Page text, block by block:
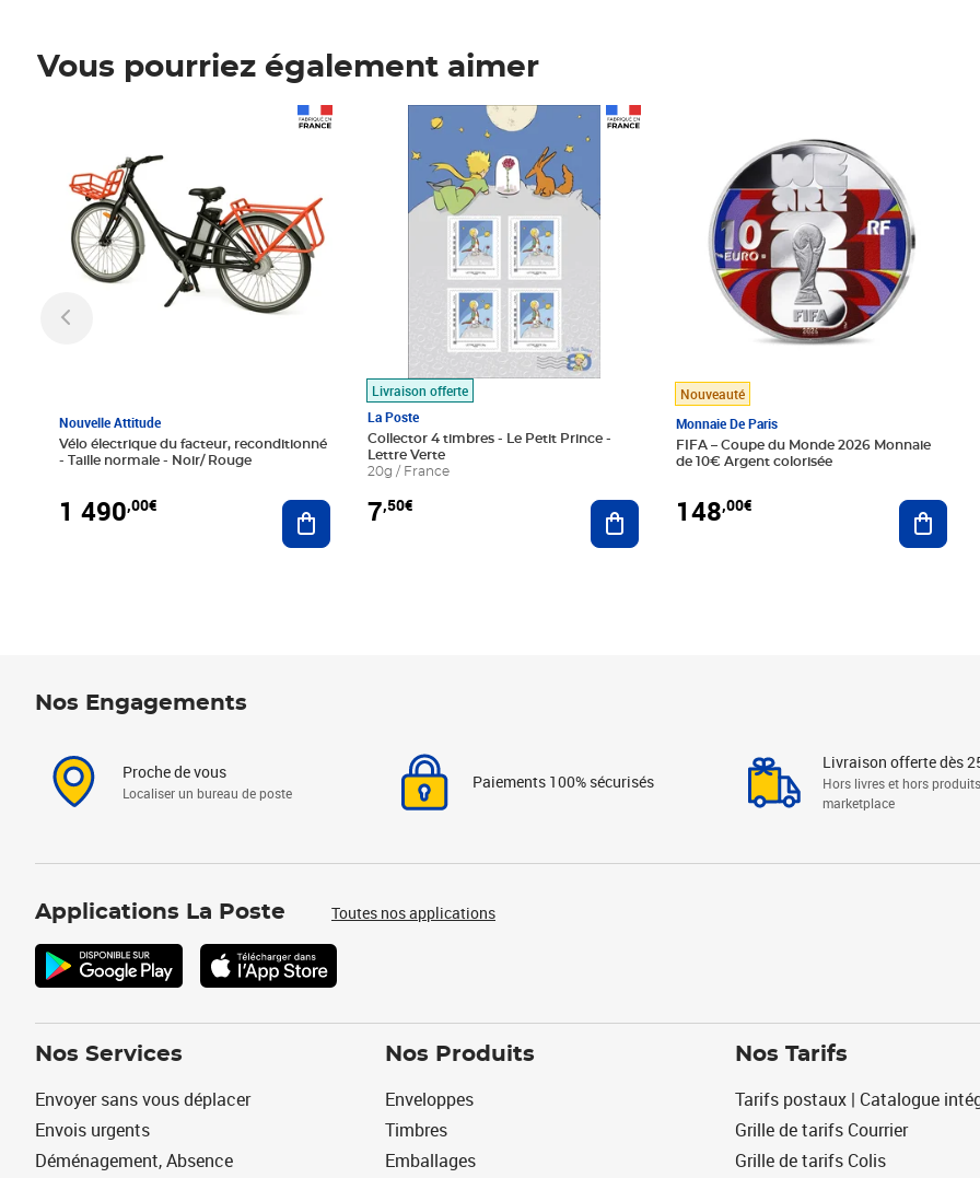
Vous pourriez également aimer
Nouvelle Attitude
Vélo électrique du facteur, reconditionné
- Taille normale - Noir/ Rouge
1 490,00€ Ajouter au panier
Livraison offerte
La Poste
Collector 4 timbres - Le Petit Prince -
Lettre Verte
20g / France
7,50€
Prix 7,50€
Ajouter au panier
Nouveauté
Monnaie De Paris
FIFA – Coupe du Monde 2026 Monnaie
de 10€ Argent colorisée
148,00€
Nos Engagements
Proche de vous
Localiser un bureau de poste
Paiements 100% sécurisés
Livraison offerte dès
Hors livres et hors produits
marketplace
Applications La Poste Toutes nos applications
Nos Services
Envoyer sans vous déplacer
Envois urgents
Déménagement, Absence
Nos Produits
Enveloppes
Timbres
Emballages
Nos Tarifs
Tarifs postaux | Catalogue
Grille de tarifs Courrier
Grille de tarifs Colis